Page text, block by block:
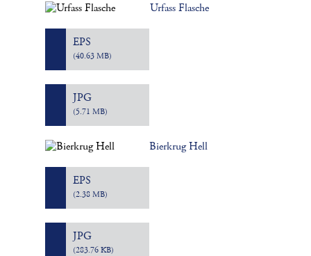
Urfass Flasche
EPS
(40.63 MB)
JPG
(5.71 MB)
Bierkrug Hell
EPS
(2.38 MB)
JPG
(283.76 KB)